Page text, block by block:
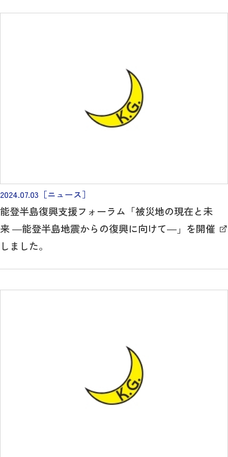
2024.07.03 ［ニュース］
能登半島復興支援フォーラム「被災地の現在と未
来 ―能登半島地震からの復興に向けて―」を開催
しました。